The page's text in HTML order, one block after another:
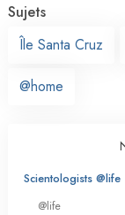
Sujets
Île Santa Cruz
@home
Scientologists @life
@life